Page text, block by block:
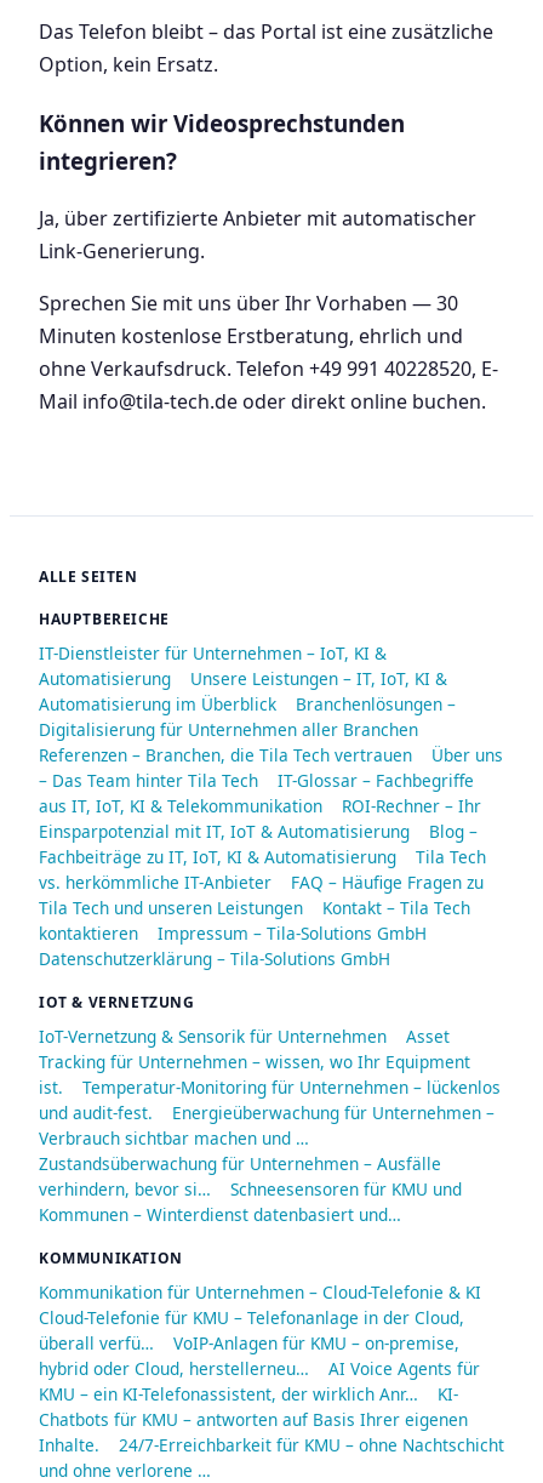
Das Telefon bleibt – das Portal ist eine zusätzliche
Option, kein Ersatz.
Können wir Videosprechstunden
integrieren?
Ja, über zertifizierte Anbieter mit automatischer
Link-Generierung.
Sprechen Sie mit uns über Ihr Vorhaben — 30
Minuten kostenlose Erstberatung, ehrlich und
ohne Verkaufsdruck. Telefon +49 991 40228520, E-
Mail info@tila-tech.de oder direkt online buchen.
ALLE SEITEN
HAUPTBEREICHE
IT-Dienstleister für Unternehmen – IoT, KI &
Automatisierung
Unsere Leistungen – IT, IoT, KI &
Automatisierung im Überblick
Branchenlösungen –
Digitalisierung für Unternehmen aller Branchen
Referenzen – Branchen, die Tila Tech vertrauen
Über uns
– Das Team hinter Tila Tech
IT-Glossar – Fachbegriffe
aus IT, IoT, KI & Telekommunikation
ROI-Rechner – Ihr
Einsparpotenzial mit IT, IoT & Automatisierung
Blog –
Fachbeiträge zu IT, IoT, KI & Automatisierung
Tila Tech
vs. herkömmliche IT-Anbieter
FAQ – Häufige Fragen zu
Tila Tech und unseren Leistungen
Kontakt – Tila Tech
kontaktieren
Impressum – Tila-Solutions GmbH
Datenschutzerklärung – Tila-Solutions GmbH
IOT & VERNETZUNG
IoT-Vernetzung & Sensorik für Unternehmen
Asset
Tracking für Unternehmen – wissen, wo Ihr Equipment
ist.
Temperatur-Monitoring für Unternehmen – lückenlos
und audit-fest.
Energieüberwachung für Unternehmen –
Verbrauch sichtbar machen und …
Zustandsüberwachung für Unternehmen – Ausfälle
verhindern, bevor si…
Schneesensoren für KMU und
Kommunen – Winterdienst datenbasiert und…
KOMMUNIKATION
Kommunikation für Unternehmen – Cloud-Telefonie & KI
Cloud-Telefonie für KMU – Telefonanlage in der Cloud,
überall verfü…
VoIP-Anlagen für KMU – on-premise,
hybrid oder Cloud, herstellerneu…
AI Voice Agents für
KMU – ein KI-Telefonassistent, der wirklich Anr…
KI-
Chatbots für KMU – antworten auf Basis Ihrer eigenen
Inhalte.
24/7-Erreichbarkeit für KMU – ohne Nachtschicht
und ohne verlorene …